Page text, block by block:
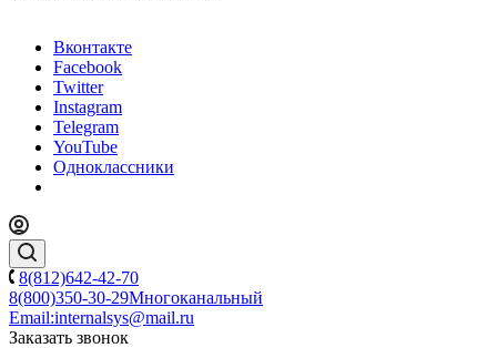
Вконтакте
Facebook
Twitter
Instagram
Telegram
YouTube
Одноклассники
8(812)642-42-70
8(800)350-30-29Многоканальный
Email:internalsys@mail.ru
Заказать звонок